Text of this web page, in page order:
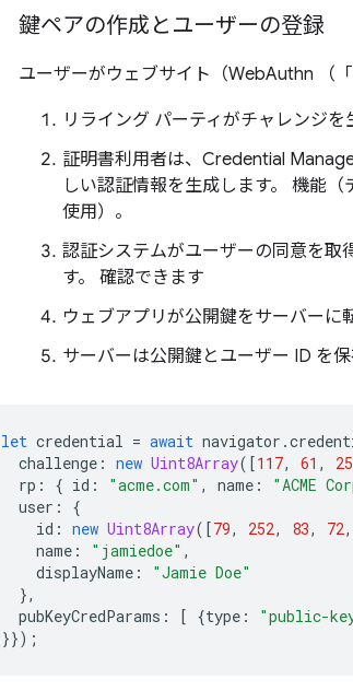
鍵ペアの作成とユーザーの登録
ユーザーがウェブサイト（WebAuthn （
リライング パーティがチャレンジを
証明書利用者は、Credential
しい認証情報を生成します。 機能
使用）。
認証システムがユーザーの同意を取
す。 確認できます
ウェブアプリが公開鍵をサーバーに
サーバーは公開鍵とユーザー ID を保
let credential = await navigator .
challenge : new Uint8Array([117, 61 ,
rp : { id : "acme.com" , name : "ACME
user :
{
id : new Uint8Array([79, 252, 83, 72,
name : "jamiedoe" ,
displayName :
"Jamie Doe"
},
pubKeyCredParams : [ {type : "public-
}});